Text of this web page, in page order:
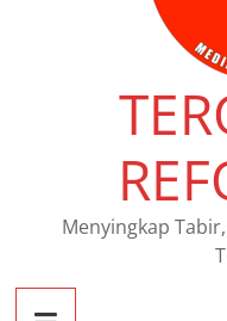
2017
resmi
daerah
Siswi
Menyingkap